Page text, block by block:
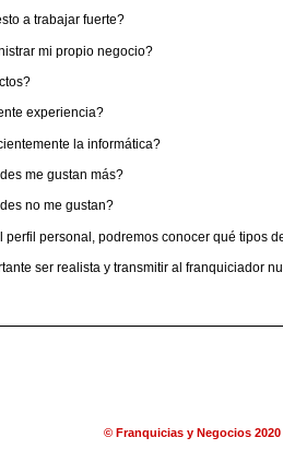
a trabajar fuerte?
mi propio negocio?
experiencia?
la informática?
me gustan más?
no me gustan?
perfil personal, podremos conocer qué tipos
ser realista y transmitir al franquiciador
© Franquicias y Negocios 2020